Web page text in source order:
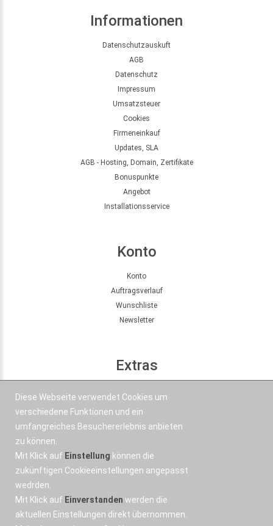
Informationen
Datenschutzauskuft
AGB
Datenschutz
Impressum
Umsatzsteuer
Cookies
Firmeneinkauf
Updates, SLA
AGB - Hosting, Domain, Zertifikate
Bonuspunkte
Angebot
Installationsservice
Konto
Konto
Auftragsverlauf
Wunschliste
Newsletter
Extras
Kontakt
Email
Diese Webseite verwendet Cookies um
verschiedene Funktionen und ein
umfangreiches Besuchererlebnis anbieten
zu können.
Mit Klick auf Einstellung können die
zukünftigen Cookieeinstellungen angepasst
wedrden.
Mit Klick auf Einverstanden werden die
aktuellen Einstellungen direkt übernommen.